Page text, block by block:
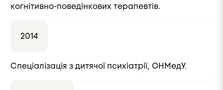
когнітивно-поведінкових терапевтів.
2014
Спеціалізація з дитячої психіатрії, ОНМедУ.